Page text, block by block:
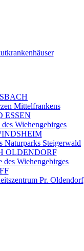
Mittelfrankens
ESSEN
Wiehengebirges
Naturparks Steigerwald
OLDENDORF
des Wiehengebirges
Pr. Oldendorf